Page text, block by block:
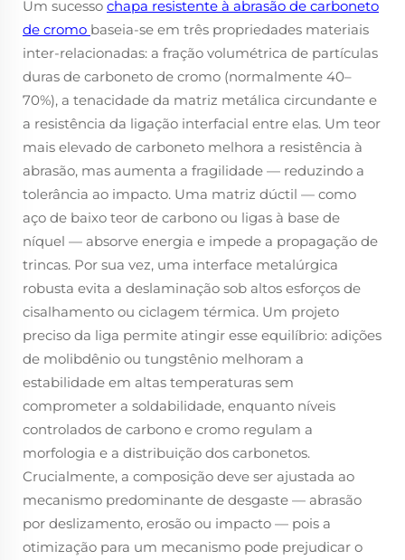
Um sucesso chapa resistente à abrasão de carboneto
de cromo baseia-se em três propriedades materiais
inter-relacionadas: a fração volumétrica de partículas
duras de carboneto de cromo (normalmente 40–
70%), a tenacidade da matriz metálica circundante e
a resistência da ligação interfacial entre elas. Um teor
mais elevado de carboneto melhora a resistência à
abrasão, mas aumenta a fragilidade — reduzindo a
tolerância ao impacto. Uma matriz dúctil — como
aço de baixo teor de carbono ou ligas à base de
níquel — absorve energia e impede a propagação de
trincas. Por sua vez, uma interface metalúrgica
robusta evita a deslaminação sob altos esforços de
cisalhamento ou ciclagem térmica. Um projeto
preciso da liga permite atingir esse equilíbrio: adições
de molibdênio ou tungstênio melhoram a
estabilidade em altas temperaturas sem
comprometer a soldabilidade, enquanto níveis
controlados de carbono e cromo regulam a
morfologia e a distribuição dos carbonetos.
Crucialmente, a composição deve ser ajustada ao
mecanismo predominante de desgaste — abrasão
por deslizamento, erosão ou impacto — pois a
otimização para um mecanismo pode prejudicar o